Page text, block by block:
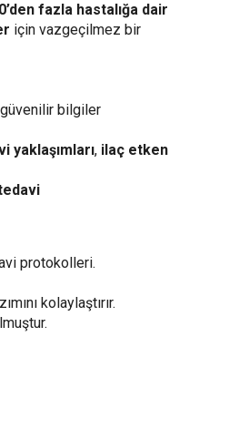
fazla hastalığa dair
için vazgeçilmez bir
bilgiler
yaklaşımları, ilaç etken
protokolleri.
kolaylaştırır.